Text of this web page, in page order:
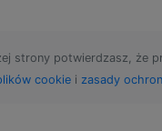
strony potwierdzasz, że
cookie i zasady